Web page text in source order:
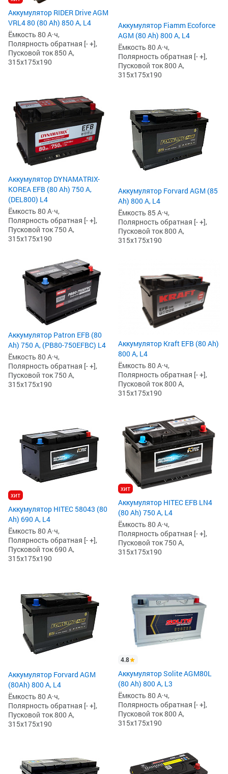
Аккумулятор RIDER Drive AGM
VRL4 80 (80 Ah) 850 А, L4
Ёмкость 80 А·ч,
Полярность обратная [- +],
Пусковой ток 850 А,
315x175x190
Аккумулятор Fiamm Ecoforce
AGM (80 Ah) 800 А, L4
Ёмкость 80 А·ч,
Полярность обратная [- +],
Пусковой ток 800 А,
315x175x190
Аккумулятор DYNAMATRIX-
KOREA EFB (80 Ah) 750 А,
(DEL800) L4
Ёмкость 80 А·ч,
Полярность обратная [- +],
Пусковой ток 750 А,
315x175x190
Аккумулятор Forvard AGM (85
Ah) 800 А, L4
Ёмкость 85 А·ч,
Полярность обратная [- +],
Пусковой ток 800 А,
315x175x190
Аккумулятор Patron EFB (80
Ah) 750 А, (PB80-750EFBC) L4
Ёмкость 80 А·ч,
Полярность обратная [- +],
Пусковой ток 750 А,
315x175x190
Аккумулятор Kraft EFB (80 Ah)
800 А, L4
Ёмкость 80 А·ч,
Полярность обратная [- +],
Пусковой ток 800 А,
315x175x190
хит
Аккумулятор HITEC 58043 (80
Ah) 690 А, L4
Ёмкость 80 А·ч,
Полярность обратная [- +],
Пусковой ток 690 А,
315x175x190
хит
Аккумулятор HITEC EFB LN4
(80 Ah) 750 А, L4
Ёмкость 80 А·ч,
Полярность обратная [- +],
Пусковой ток 750 А,
315x175x190
Аккумулятор Forvard AGM
(80Ah) 800 А, L4
Ёмкость 80 А·ч,
Полярность обратная [- +],
Пусковой ток 800 А,
315x175x190
4.8
Аккумулятор Solite AGM80L
(80 Ah) 800 А, L3
Ёмкость 80 А·ч,
Полярность обратная [- +],
Пусковой ток 800 А,
315x175x190